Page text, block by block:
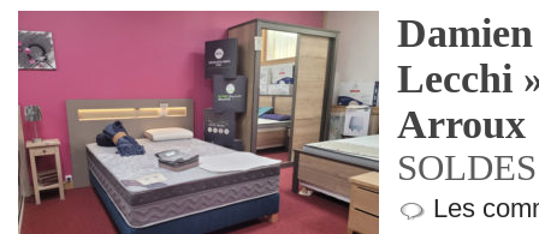
Lecchi
Arroux
Les